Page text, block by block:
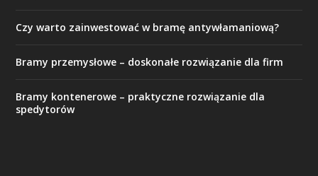
Czy warto zainwestować w bramę antywłamaniową?
Bramy przemysłowe – doskonałe rozwiązanie dla firm
Bramy kontenerowe – praktyczne rozwiązanie dla
spedytorów